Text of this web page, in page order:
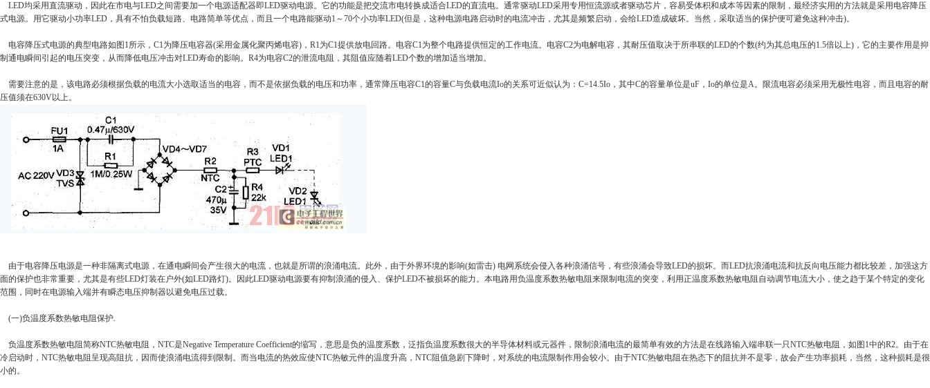
LED均采用直流驱动，因此在市电与LED之间需要加一个电源适配器即LED驱动电源。它的功能是把交流市电转换成适合LED的直流电。通常驱动LED采用专用恒流源或者驱动芯片，容易受体积和成本等因素的限制，最经济实用的方法就是采用电容降压
式电源。用它驱动小功率LED，具有不怕负载短路、电路简单等优点，而且一个电路能驱动1～70个小功率LED(但是，这种电源电路启动时的电流冲击，尤其是频繁启动，会给LED造成破坏。当然，采取适当的保护便可避免这种冲击)。
电容降压式电源的典型电路如图1所示，C1为降压电容器(采用金属化聚丙烯电容)，R1为C1提供放电回路。电容C1为整个电路提供恒定的工作电流。电容C2为电解电容，其耐压值取决于所串联的LED的个数(约为其总电压的1.5倍以上)，它的主要作用是抑
制通电瞬间引起的电压突变，从而降低电压冲击对LED寿命的影响。R4为电容C2的泄流电阻，其阻值应随着LED个数的增加适当增加。
需要注意的是，该电路必须根据负载的电流大小选取适当的电容，而不是依据负载的电压和功率，通常降压电容C1的容量C与负载电流Io的关系可近似认为：C=14.5Io，其中C的容量单位是uF，Io的单位是A。限流电容必须采用无极性电容，而且电容的耐
压值须在630V以上。
由于电容降压电源是一种非隔离式电源，在通电瞬间会产生很大的电流，也就是所谓的浪涌电流。此外，由于外界环境的影响(如雷击) 电网系统会侵入各种浪涌信号，有些浪涌会导致LED的损坏。而LED抗浪涌电流和抗反向电压能力都比较差，加强这方
面的保护也非常重要，尤其是有些LED灯装在户外(如LED路灯)。因此LED驱动电源要有抑制浪涌的侵入、保护LED不被损坏的能力。本电路用负温度系数热敏电阻来限制电流的突变，利用正温度系数热敏电阻自动调节电流大小，使之趋于某个特定的变化
范围，同时在电源输入端并有瞬态电压抑制器以避免电压过载。
(一)负温度系数热敏电阻保护.
负温度系数热敏电阻简称NTC热敏电阻，NTC是Negative Temperature Coefficient的缩写，意思是负的温度系数，泛指负温度系数很大的半导体材料或元器件，限制浪涌电流的最简单有效的方法是在线路输入端串联一只NTC热敏电阻，如图1中的R2。由于在
冷启动时，NTC热敏电阻呈现高阻抗，因而使浪涌电流得到限制。而当电流的热效应使NTC热敏元件的温度升高，NTC阻值急剧下降时，对系统的电流限制作用会较小。由于NTC热敏电阻在热态下的阻抗并不是零，故会产生功率损耗，当然，这种损耗是很
小的。